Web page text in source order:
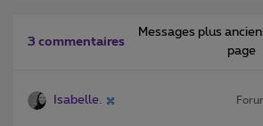
3 commentaires
Messages plus
page
Isabelle.